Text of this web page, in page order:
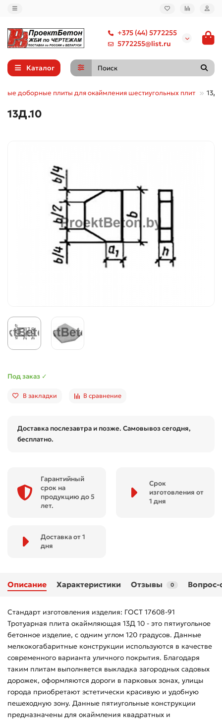
+375 (44) 5772255
5772255@list.ru
Каталог
доборные плиты для окаймления шестиугольных плит
13Д.10
Под заказ ✓
В закладки В сравнение
Доставка послезавтра и позже. Самовывоз сегодня,
бесплатно.
Гарантийный
срок на
продукцию до 5
лет.
Срок
изготовления от
1 дня
Доставка от 1
дня
Описание Характеристики Отзывы 0 Вопрос-
Стандарт изготовления изделия: ГОСТ 17608-91
Тротуарная плита окаймляющая 13Д 10 - это пятиугольное
бетонное изделие, с одним углом 120 градусов. Данные
мелкокогабаритные конструкции используются в качестве
современного варианта уличного покрытия. Благодаря
таким плитам выполняется выкладка загородных садовых
дорожек, оформляются дороги в парковых зонах, улицы
города приобретают эстетически красивую и удобную
пешеходную зону. Данные пятиугольные конструкции
предназначены для окаймления квадратных и